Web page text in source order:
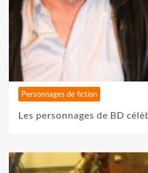
Personnages de fiction
Les personnages de BD